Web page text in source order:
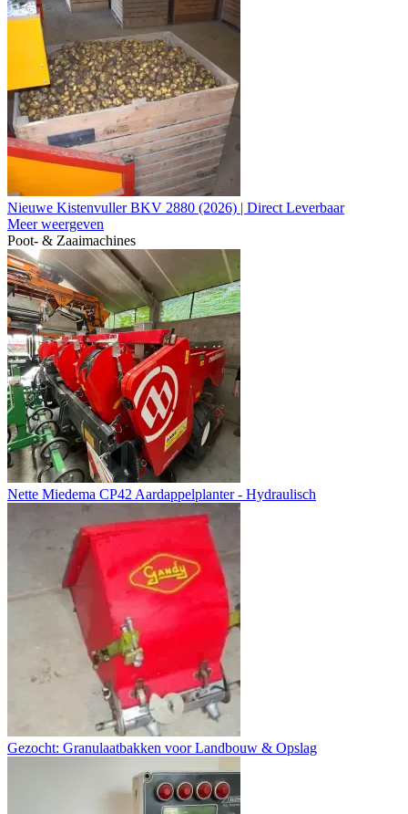
Nieuwe Kistenvuller BKV 2880 (2026) | Direct Leverbaar
Meer weergeven
Poot- & Zaaimachines
Nette Miedema CP42 Aardappelplanter - Hydraulisch
Gezocht: Granulaatbakken voor Landbouw & Opslag